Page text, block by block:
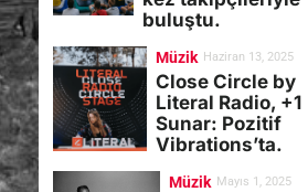
buluştu.
Müzik Haziran 13, 2025
Close Circle by
Literal Radio, +1
Sunar: Pozitif
Vibrations’ta.
Müzik Mayıs 1, 2025